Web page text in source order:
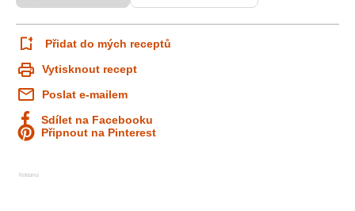
Přidat do mých receptů
Vytisknout recept
Poslat e-mailem
Sdílet na Facebooku
Připnout na Pinterest
Reklama